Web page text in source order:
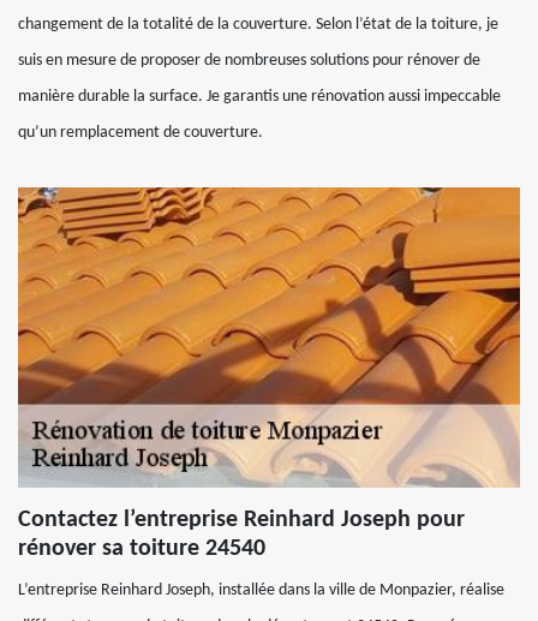
changement de la totalité de la couverture. Selon l’état de la toiture, je
suis en mesure de proposer de nombreuses solutions pour rénover de
manière durable la surface. Je garantis une rénovation aussi impeccable
qu’un remplacement de couverture.
Contactez l’entreprise Reinhard Joseph pour
rénover sa toiture 24540
L’entreprise Reinhard Joseph, installée dans la ville de Monpazier, réalise